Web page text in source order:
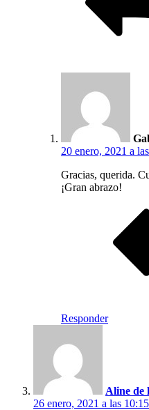
20 enero, 2021 a
Gracias, querida.
¡Gran abrazo!
Responder
Aline de
26 enero, 2021 a las